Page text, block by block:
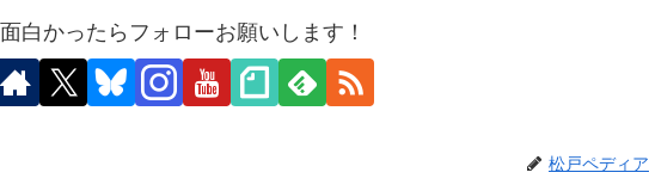
面白かったらフォローお願いします！
松戸ペディア